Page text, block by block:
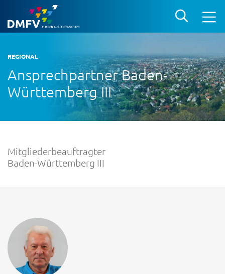
REGIONAL
Ansprechpartner Baden-
Württemberg III
Mitgliederbeauftragter
Baden-Württemberg III